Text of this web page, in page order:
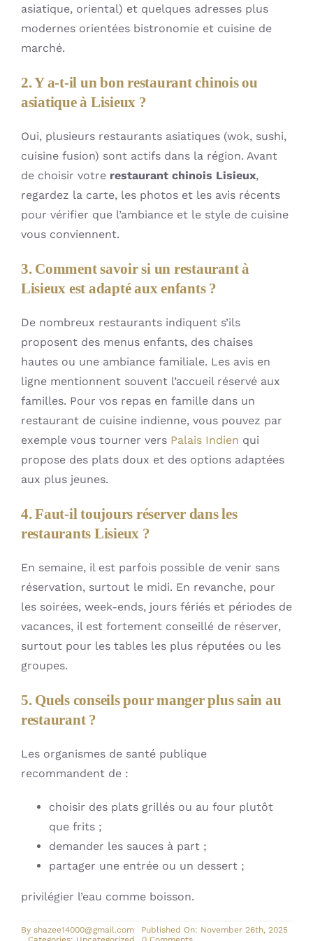
asiatique, oriental) et quelques adresses plus
modernes orientées bistronomie et cuisine de
marché.
2. Y a-t-il un bon restaurant chinois ou
asiatique à Lisieux ?
Oui, plusieurs restaurants asiatiques (wok, sushi,
cuisine fusion) sont actifs dans la région. Avant
de choisir votre restaurant chinois Lisieux,
regardez la carte, les photos et les avis récents
pour vérifier que l’ambiance et le style de cuisine
vous conviennent.
3. Comment savoir si un restaurant à
Lisieux est adapté aux enfants ?
De nombreux restaurants indiquent s’ils
proposent des menus enfants, des chaises
hautes ou une ambiance familiale. Les avis en
ligne mentionnent souvent l’accueil réservé aux
familles. Pour vos repas en famille dans un
restaurant de cuisine indienne, vous pouvez par
exemple vous tourner vers Palais Indien qui
propose des plats doux et des options adaptées
aux plus jeunes.
4. Faut-il toujours réserver dans les
restaurants Lisieux ?
En semaine, il est parfois possible de venir sans
réservation, surtout le midi. En revanche, pour
les soirées, week-ends, jours fériés et périodes de
vacances, il est fortement conseillé de réserver,
surtout pour les tables les plus réputées ou les
groupes.
5. Quels conseils pour manger plus sain au
restaurant ?
Les organismes de santé publique
recommandent de :
choisir des plats grillés ou au four plutôt
que frits ;
demander les sauces à part ;
partager une entrée ou un dessert ;
privilégier l’eau comme boisson.
By shazee14000@gmail.com
Published On: November 26th, 2025
on